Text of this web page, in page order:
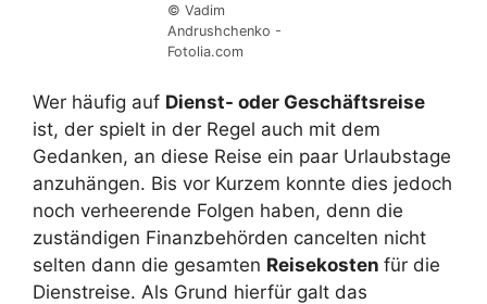
© Vadim
Andrushchenko -
Fotolia.com
Wer häufig auf Dienst- oder Geschäftsreise
ist, der spielt in der Regel auch mit dem
Gedanken, an diese Reise ein paar Urlaubstage
anzuhängen. Bis vor Kurzem konnte dies jedoch
noch verheerende Folgen haben, denn die
zuständigen Finanzbehörden cancelten nicht
selten dann die gesamten Reisekosten für die
Dienstreise. Als Grund hierfür galt das